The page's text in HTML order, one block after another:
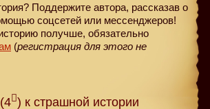
Поддержите автора, рассказав о
соцсетей или мессенджеров!
получше, обязательно
(регистрация для этого не
) к страшной истории